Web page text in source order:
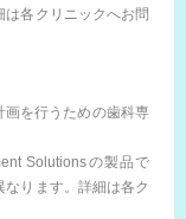
各クリニックへお問
を行うための歯科専
Solutionsの製品で
ります。詳細は各ク